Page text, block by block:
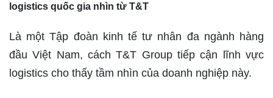
logistics quốc gia nhìn từ T&T
Là một Tập đoàn kinh tế tư nhân đa ngành hàng
đầu Việt Nam, cách T&T Group tiếp cận lĩnh vực
logistics cho thấy tầm nhìn của doanh nghiệp này.